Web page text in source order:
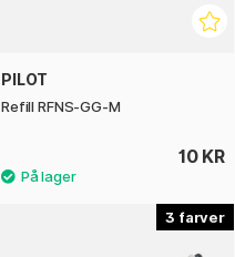
PILOT
Refill RFNS-GG-M
10 KR
3